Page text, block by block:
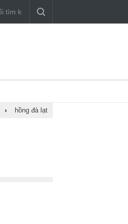
› hồng đà lạt